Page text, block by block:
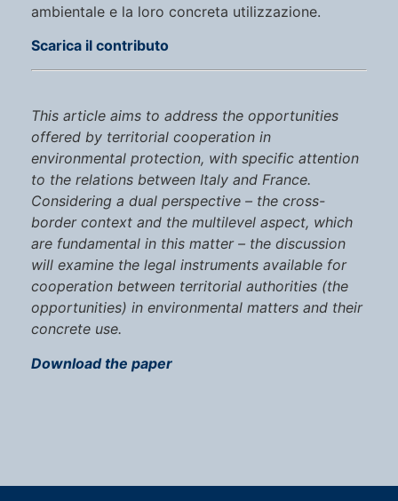
ambientale e la loro concreta utilizzazione.
Scarica il contributo
This article aims to address the opportunities
offered by territorial cooperation in
environmental protection, with specific attention
to the relations between Italy and France.
Considering a dual perspective – the cross-
border context and the multilevel aspect, which
are fundamental in this matter – the discussion
will examine the legal instruments available for
cooperation between territorial authorities (the
opportunities) in environmental matters and their
concrete use.
Download the paper